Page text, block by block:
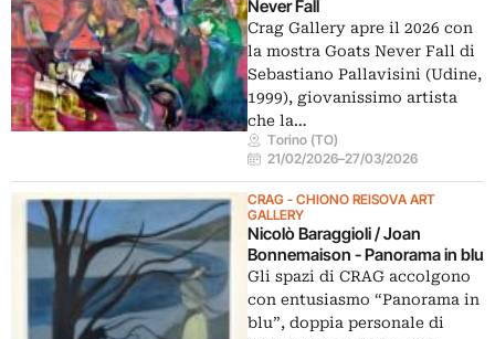
Never Fall
Crag Gallery apre il 2026 con
la mostra Goats Never Fall di
Sebastiano Pallavisini (Udine,
1999), giovanissimo artista
che la…
Torino (TO)
21/02/2026–27/03/2026
CRAG - CHIONO REISOVA ART
GALLERY
Nicolò Baraggioli / Joan
Bonnemaison - Panorama in blu
Gli spazi di CRAG accolgono
con entusiasmo “Panorama in
blu”, doppia personale di